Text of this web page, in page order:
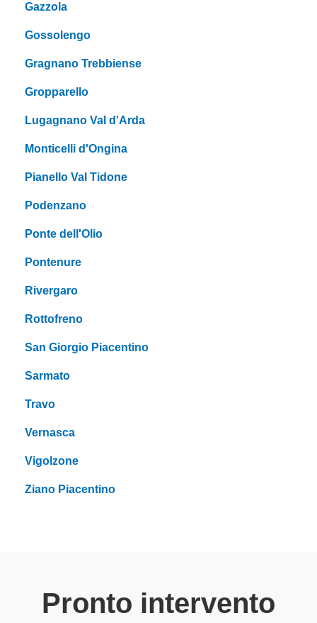
Gazzola
Gossolengo
Gragnano Trebbiense
Gropparello
Lugagnano Val d'Arda
Monticelli d'Ongina
Pianello Val Tidone
Podenzano
Ponte dell'Olio
Pontenure
Rivergaro
Rottofreno
San Giorgio Piacentino
Sarmato
Travo
Vernasca
Vigolzone
Ziano Piacentino
Pronto intervento